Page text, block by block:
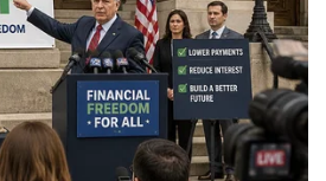
Công nghệ
Sành điệu
Tin Công nghệ